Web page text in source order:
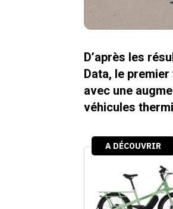
D’après les
Data, le
avec une
véhicules